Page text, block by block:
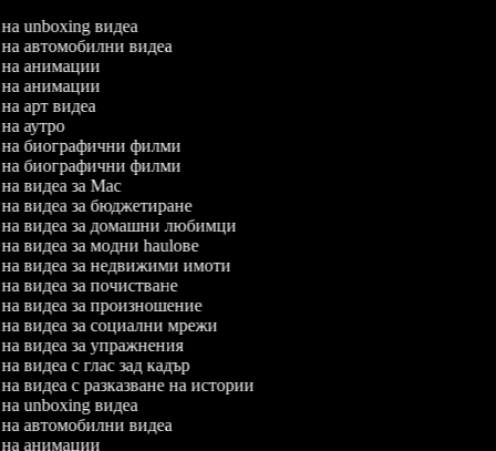
на unboxing видеа
на автомобилни видеа
на анимации
на анимации
на арт видеа
на аутро
на биографични филми
на биографични филми
на видеа за Mac
на видеа за бюджетиране
на видеа за домашни любимци
на видеа за модни haulове
на видеа за недвижими имоти
на видеа за почистване
на видеа за произношение
на видеа за социални мрежи
на видеа за упражнения
на видеа с глас зад кадър
на видеа с разказване на истории
на unboxing видеа
на автомобилни видеа
на анимации